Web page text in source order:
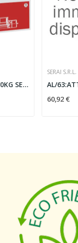
KIT WIND AC A 170KG SERRANDA AVVOLGIBILE...
SERAI S.R.L.
60,92 €